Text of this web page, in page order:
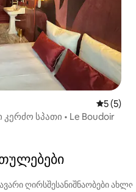
5 (5)
სპათი • Le Boudoir
ღირსშესანიშნაობები